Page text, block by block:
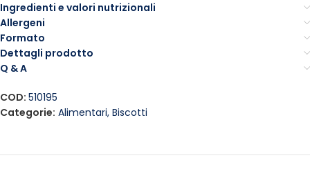
Ingredienti e valori nutrizionali
Allergeni
Formato
Dettagli prodotto
Q & A
COD: 510195
Categorie: Alimentari, Biscotti